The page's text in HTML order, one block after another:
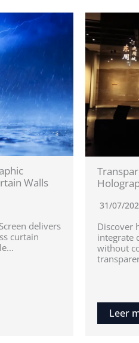
Walls
delivers
curtain
31/07/
Discover
integrate
without
Leer